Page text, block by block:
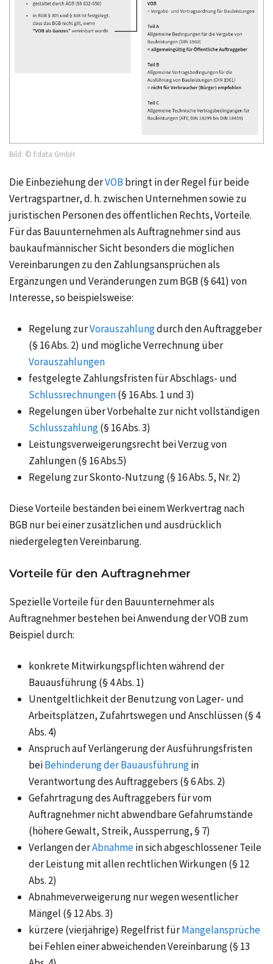
Bild: © f:data GmbH
Die Einbeziehung derVOB bringt in der Regel für beide
Vertragspartner, d. h. zwischen Unternehmen sowie zu
juristischen Personen des öffentlichen Rechts, Vorteile.
Für das Bauunternehmen als Auftragnehmer sind aus
baukaufmännischer Sicht besonders die möglichen
Vereinbarungen zu den Zahlungsansprüchen als
Ergänzungen und Veränderungen zum BGB (§ 641) von
Interesse, so beispielsweise:
Regelung zurVorauszahlungdurch den Auftraggeber
(§ 16 Abs. 2) und mögliche Verrechnung über
Vorauszahlungen
festgelegte Zahlungsfristen für Abschlags- und
Schlussrechnungen(§ 16 Abs. 1 und 3)
Regelungen über Vorbehalte zur nicht vollständigen
Schlusszahlung(§ 16 Abs. 3)
Leistungsverweigerungsrecht bei Verzug von
Zahlungen (§ 16 Abs.5)
Regelung zur Skonto-Nutzung (§ 16 Abs. 5, Nr. 2)
Diese Vorteile beständen bei einem Werkvertrag nach
BGB nur bei einer zusätzlichen und ausdrücklich
niedergelegten Vereinbarung.
Vorteile für den Auftragnehmer
Spezielle Vorteile für den Bauunternehmer als
Auftragnehmer bestehen bei Anwendung der VOB zum
Beispiel durch:
konkrete Mitwirkungspflichten während der
Bauausführung (§ 4 Abs. 1)
Unentgeltlichkeit der Benutzung von Lager- und
Arbeitsplätzen, Zufahrtswegen und Anschlüssen (§ 4
Abs. 4)
Anspruch auf Verlängerung der Ausführungsfristen
beiBehinderung der Bauausführungin
Verantwortung des Auftraggebers (§ 6 Abs. 2)
Gefahrtragung des Auftraggebers für vom
Auftragnehmer nicht abwendbare Gefahrumstände
(höhere Gewalt, Streik, Aussperrung, § 7)
Verlangen derAbnahmein sich abgeschlossener Teile
der Leistung mit allen rechtlichen Wirkungen (§ 12
Abs. 2)
Abnahmeverweigerung nur wegen wesentlicher
Mängel (§ 12 Abs. 3)
kürzere (vierjährige) Regelfrist fürMängelansprüche
bei Fehlen einer abweichenden Vereinbarung (§ 13